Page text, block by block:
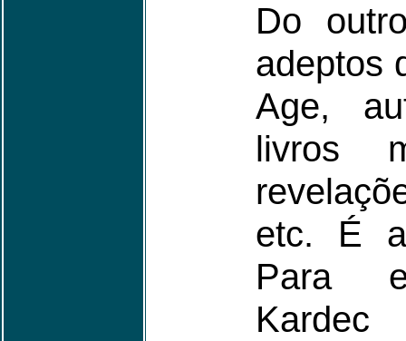
Do
adeptos
Age,
livros
etc. É
Para
Kardec